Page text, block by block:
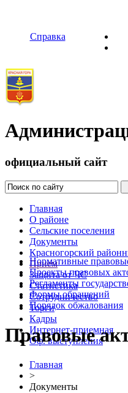
Справка
официальный сайт
Главная
О районе
Сельские поселения
Документы
Красногорский
Прием
Защита от ЧС
Статистика
Сотрудничество
Торги
Кадры
Интернет-приемная
Оф. выступления
Нормативные
Проекты правовых
Регламенты
Формы обращений
Порядок обжалования
Правовые
Главная
>
Документы